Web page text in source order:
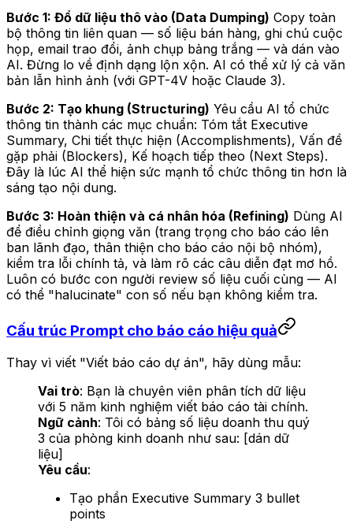
Bước 1: Đổ dữ liệu thô vào (Data Dumping) Copy toàn
bộ thông tin liên quan — số liệu bán hàng, ghi chú cuộc
họp, email trao đổi, ảnh chụp bảng trắng — và dán vào
AI. Đừng lo về định dạng lộn xộn. AI có thể xử lý cả văn
bản lẫn hình ảnh (với GPT-4V hoặc Claude 3).
Bước 2: Tạo khung (Structuring) Yêu cầu AI tổ chức
thông tin thành các mục chuẩn: Tóm tắt Executive
Summary, Chi tiết thực hiện (Accomplishments), Vấn đề
gặp phải (Blockers), Kế hoạch tiếp theo (Next Steps).
Đây là lúc AI thể hiện sức mạnh tổ chức thông tin hơn là
sáng tạo nội dung.
Bước 3: Hoàn thiện và cá nhân hóa (Refining) Dùng AI
để điều chỉnh giọng văn (trang trọng cho báo cáo lên
ban lãnh đạo, thân thiện cho báo cáo nội bộ nhóm),
kiểm tra lỗi chính tả, và làm rõ các câu diễn đạt mơ hồ.
Luôn có bước con người review số liệu cuối cùng — AI
có thể "halucinate" con số nếu bạn không kiểm tra.
Cấu trúc Prompt cho báo cáo hiệu quả
Thay vì viết "Viết báo cáo dự án", hãy dùng mẫu:
Vai trò: Bạn là chuyên viên phân tích dữ liệu
với 5 năm kinh nghiệm viết báo cáo tài chính.
Ngữ cảnh: Tôi có bảng số liệu doanh thu quý
3 của phòng kinh doanh như sau: [dán dữ
liệu]
Yêu cầu:
Tạo phần Executive Summary 3 bullet
points